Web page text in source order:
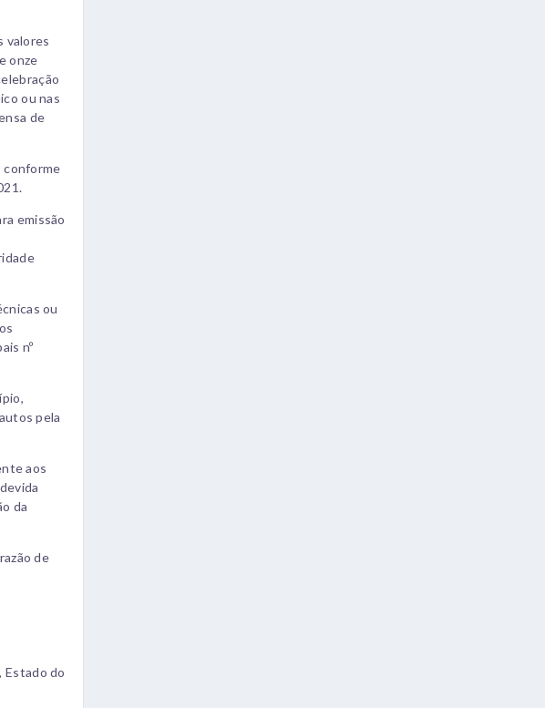
valores
onze
ou nas
de
conforme
emissão
ou
nº
pela
aos
da
de
Estado do